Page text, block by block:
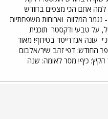
למה אתם הכי מצפים בחודש
וארוחות משפחתיות
על טבעי ודקסטר תוכנית
עונה אנדרייטד בטירוף! מאוד
החודש: דפי זהב שיר/אלבום
כיף! מסר לאומה: שנה